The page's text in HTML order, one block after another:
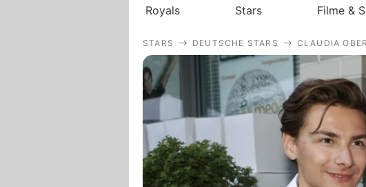
Royals Stars Filme &
STARS DEUTSCHE STARS CLAUDIA